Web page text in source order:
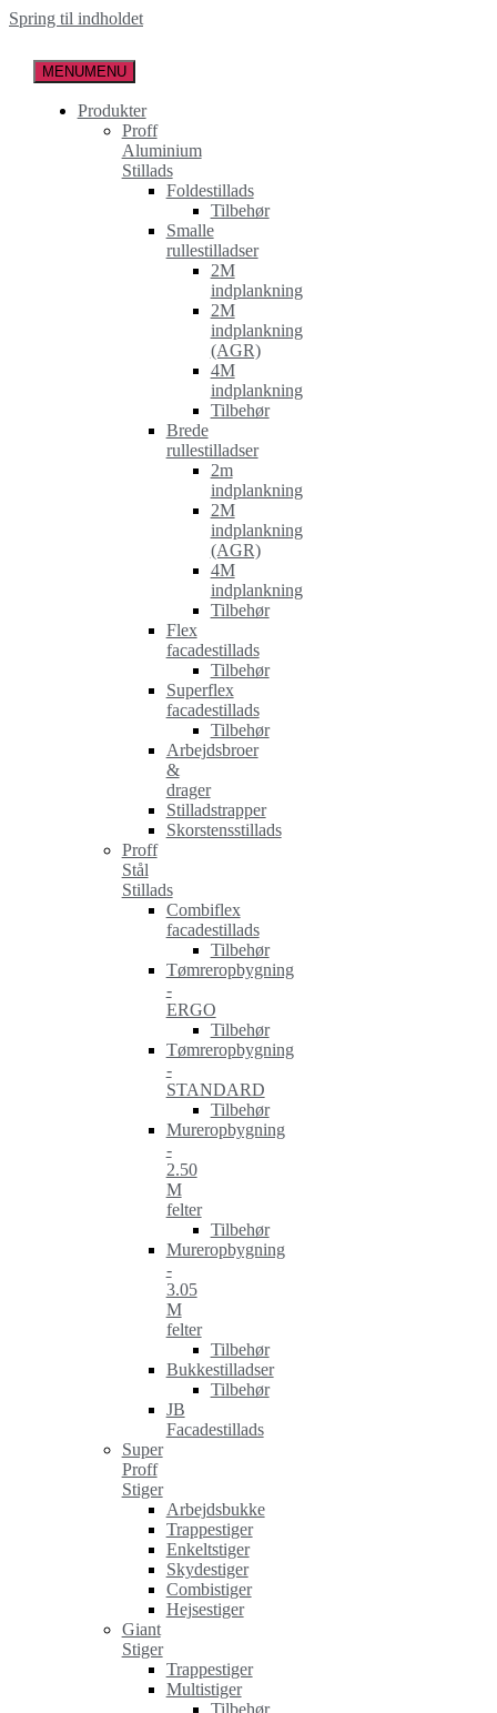
Spring til indholdet
MENUMENU
Produkter
Proff
Aluminium
Stillads
Foldestillads
Tilbehør
Smalle
rullestilladser
2M
indplankning
2M
indplankning
(AGR)
4M
indplankning
Tilbehør
Brede
rullestilladser
2m
indplankning
2M
indplankning
(AGR)
4M
indplankning
Tilbehør
Flex
facadestillads
Tilbehør
Superflex
facadestillads
Tilbehør
Arbejdsbroer
&
drager
Stilladstrapper
Skorstensstillads
Proff
Stål
Stillads
Combiflex
facadestillads
Tilbehør
Tømreropbygning
-
ERGO
Tilbehør
Tømreropbygning
-
STANDARD
Tilbehør
Mureropbygning
-
2.50
M
felter
Tilbehør
Mureropbygning
-
3.05
M
felter
Tilbehør
Bukkestilladser
Tilbehør
JB
Facadestillads
Super
Proff
Stiger
Arbejdsbukke
Trappestiger
Enkeltstiger
Skydestiger
Combistiger
Hejsestiger
Giant
Stiger
Trappestiger
Multistiger
Tilbehør